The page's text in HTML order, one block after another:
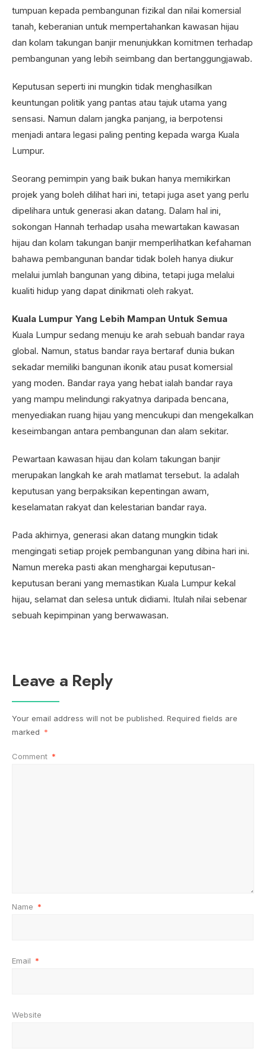
tumpuan kepada pembangunan fizikal dan nilai komersial
tanah, keberanian untuk mempertahankan kawasan hijau
dan kolam takungan banjir menunjukkan komitmen terhadap
pembangunan yang lebih seimbang dan bertanggungjawab.
Keputusan seperti ini mungkin tidak menghasilkan
keuntungan politik yang pantas atau tajuk utama yang
sensasi. Namun dalam jangka panjang, ia berpotensi
menjadi antara legasi paling penting kepada warga Kuala
Lumpur.
Seorang pemimpin yang baik bukan hanya memikirkan
projek yang boleh dilihat hari ini, tetapi juga aset yang perlu
dipelihara untuk generasi akan datang. Dalam hal ini,
sokongan Hannah terhadap usaha mewartakan kawasan
hijau dan kolam takungan banjir memperlihatkan kefahaman
bahawa pembangunan bandar tidak boleh hanya diukur
melalui jumlah bangunan yang dibina, tetapi juga melalui
kualiti hidup yang dapat dinikmati oleh rakyat.
Kuala Lumpur Yang Lebih Mampan Untuk Semua
Kuala Lumpur sedang menuju ke arah sebuah bandar raya
global. Namun, status bandar raya bertaraf dunia bukan
sekadar memiliki bangunan ikonik atau pusat komersial
yang moden. Bandar raya yang hebat ialah bandar raya
yang mampu melindungi rakyatnya daripada bencana,
menyediakan ruang hijau yang mencukupi dan mengekalkan
keseimbangan antara pembangunan dan alam sekitar.
Pewartaan kawasan hijau dan kolam takungan banjir
merupakan langkah ke arah matlamat tersebut. Ia adalah
keputusan yang berpaksikan kepentingan awam,
keselamatan rakyat dan kelestarian bandar raya.
Pada akhirnya, generasi akan datang mungkin tidak
mengingati setiap projek pembangunan yang dibina hari ini.
Namun mereka pasti akan menghargai keputusan-
keputusan berani yang memastikan Kuala Lumpur kekal
hijau, selamat dan selesa untuk didiami. Itulah nilai sebenar
sebuah kepimpinan yang berwawasan.
Leave a Reply
Your email address will not be published. Required fields are
marked *
Comment *
Name *
Email *
Website